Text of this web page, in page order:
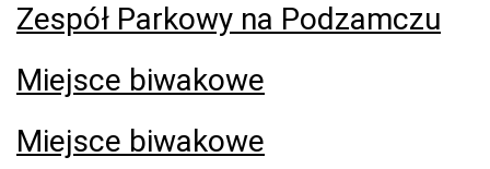
Zespół Parkowy na Podzamczu
Miejsce biwakowe
Miejsce biwakowe